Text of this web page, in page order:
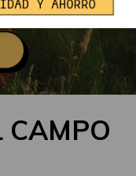
CAMPO